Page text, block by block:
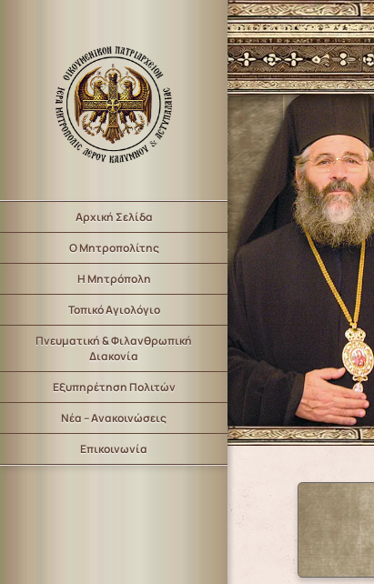
Αρχική Σελίδα
Ο Μητροπολίτης
Η Μητρόπολη
Τοπικό Αγιολόγιο
Πνευματική & Φιλανθρωπική
Διακονία
Εξυπηρέτηση Πολιτών
Νέα – Ανακοινώσεις
Επικοινωνία